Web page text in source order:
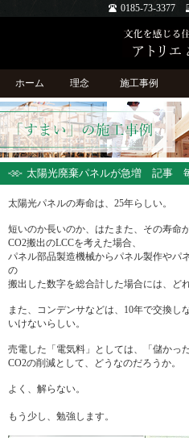
0185-73-3377
ホーム 理念 施工事例
太陽光廃棄パネルが急増 記事
太陽光パネルの寿命は、25年らしい。
短いのか長いのか、はたまた、その寿命が
CO2搬出のLCCを考えた場合、
パネル部品製造機械からパネル製作やパ
の
搬出した数字を総合計した場合には、ど
また、コンデンサなどは、10年で交換し
いけないらしい。
売電した「電気料」としては、「儲かっ
CO2の削減として、どうなのだろうか。
よく、解らない。
もう少し、勉強します。